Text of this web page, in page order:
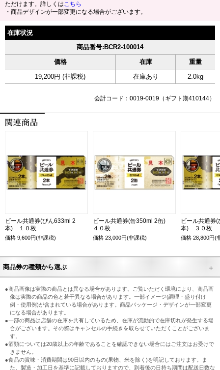
ただけます。詳しくはこちら
・商品デザインが一部変更になる場合がございます。
在庫状況
商品番号:BCR2-100014
価格
在庫
重量
19,200円 (非課税)
在庫あり 2.0kg
会計コード：0019-0019（ギフト期410144）
ビール共通券(びん633ml 2
本) １０枚
価格 9,600円(非課税)
ビール共通券(缶350ml 2缶)
４０枚
価格23,000円(非課税)
ビール共通券
本) ３０枚
価格28,800円(
商品券の種類から選ぶ
●商品画像は実際の商品とは異なる場合があります。ご覧いただく環境により、商品画
像は実際の商品の色と若干異なる場合があります。一部イメージ(調理・盛り付け
例・使用例)が含まれている場合があります。商品パッケージ・デザインが一部変更
になる場合があります。
●一部の商品は店舗の在庫を共有しているため、在庫が流動的で在庫切れが発生する場
合がございます。その際はキャンセルの手続きを取らせていただくことがございま
す。
●酒類については20歳以上の年齢であることを確認できない場合にはご注文はお受けで
きません。
●食品の賞味・消費期間は90日以内のもの(果物、米を除く)を明記しております。ま
た、製造・加工日を基準に記載しておりますので、到着後の日持ち期間は配送日数な